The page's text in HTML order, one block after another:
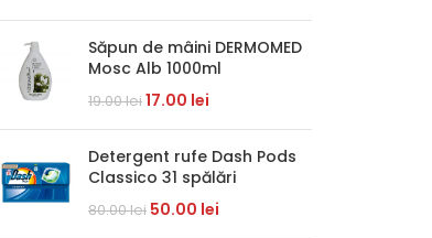
Săpun de mâini DERMOMED
Mosc Alb 1000ml
19.00lei17.00 lei
Detergent rufe Dash Pods
Classico 31 spălări
80.00lei 50.00 lei